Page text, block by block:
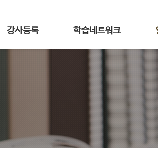
강사등록 학습네트워크